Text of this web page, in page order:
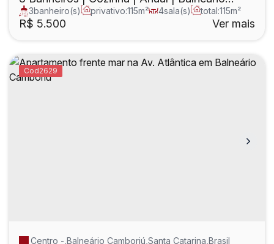
Camboríu
R$ 5.500
3banheiro(s) privativo:115m² 4sala(s) total:115m²
útil:115m² Ver mais
2629
Centro Balneário Camboriú Santa Catarina Brasil